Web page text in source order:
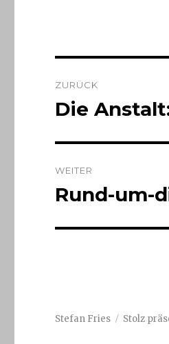
Navigation
ZURÜCK
Vorheriger
Die
WEITER
Nächster
Rund-um-
Stefan Fries Stolz